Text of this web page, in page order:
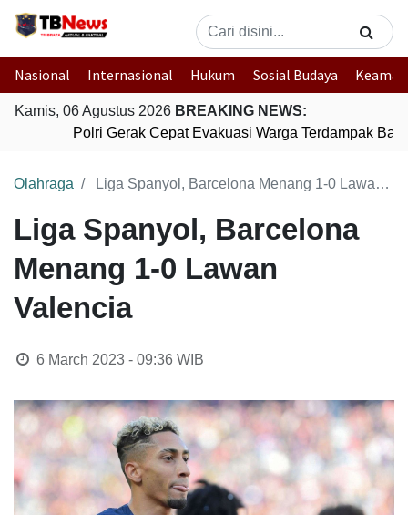
Nasional Internasional Hukum Sosial Budaya
Kamis, 06 Agustus 2026 BREAKING NEWS:
Polri Gerak Cepat Evakuasi Warga Terdampak
Olahraga Liga Spanyol, Barcelona Menang 1-0 Lawan Valencia
Liga Spanyol, Barcelona
Menang 1-0 Lawan
Valencia
6 March 2023 - 09:36WIB